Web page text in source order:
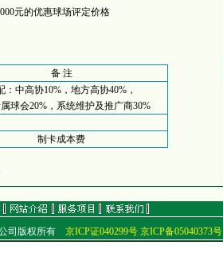
元的优惠球场评定价格
备 注
：中高协10%，地方高协40%，
球会20%，系统维护及推广商30%
制卡成本费
司版权所有 京ICP证040299号 京ICP备05040373号